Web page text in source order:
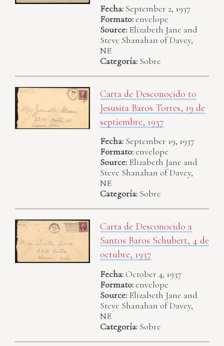
Fecha: September 2, 1937
Formato:envelope
Source: Elizabeth Jane and
Steve Shanahan of Davey,
NE
Categoría: Sobre
Carta de Desconocido to
Jesusita Baros Torres, 19 de
septiembre, 1937
Fecha: September 19, 1937
Formato:envelope
Source: Elizabeth Jane and
Steve Shanahan of Davey,
NE
Categoría: Sobre
Carta de Desconocido a
Santos Baros Schubert, 4 de
octubre, 1937
Fecha:October 4, 1937
Formato:envelope
Source: Elizabeth Jane and
Steve Shanahan of Davey,
NE
Categoría: Sobre